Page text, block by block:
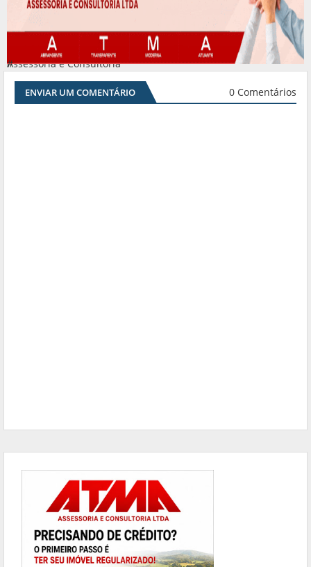
Assessoria e Consultoria
#
ENVIAR UM COMENTÁRIO 0 Comentários